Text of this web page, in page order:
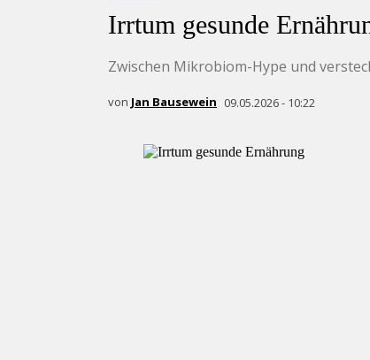
Irrtum gesunde
Zwischen Mikrobiom-Hype und
von Jan Bausewein 09.05.2026 - 10:22